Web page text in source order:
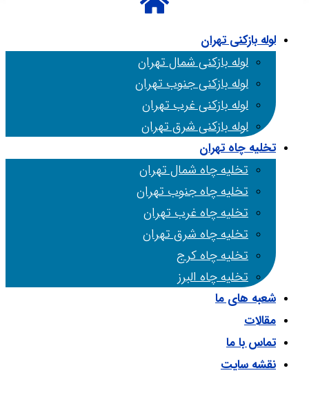
لوله بازکنی تهران
لوله بازکنی شمال تهران
لوله بازکنی جنوب تهران
لوله بازکنی غرب تهران
لوله بازکنی شرق تهران
تخلیه چاه تهران
تخلیه چاه شمال تهران
تخلیه چاه جنوب تهران
تخلیه چاه غرب تهران
تخلیه چاه شرق تهران
تخلیه چاه کرج
تخلیه چاه البرز
شعبه های ما
مقالات
تماس با ما
نقشه سایت